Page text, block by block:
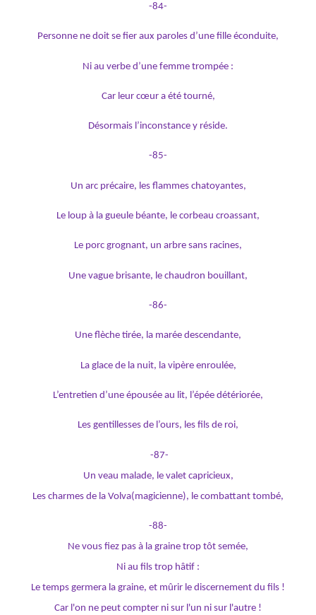
-84-
Personne ne doit se fier aux paroles d’une fille éconduite,
Ni au verbe d’une femme trompée :
Car leur cœur a été tourné,
Désormais l’inconstance y réside.
-85-
Un arc précaire, les flammes chatoyantes,
Le loup à la gueule béante, le corbeau croassant,
Le porc grognant, un arbre sans racines,
Une vague brisante, le chaudron bouillant,
-86-
Une flèche tirée, la marée descendante,
La glace de la nuit, la vipère enroulée,
L’entretien d’une épousée au lit, l’épée détériorée,
Les gentillesses de l’ours, les fils de roi,
-87-
Un veau malade, le valet capricieux,
Les charmes de la Volva(magicienne), le combattant tombé,
-88-
Ne vous fiez pas à la graine trop tôt semée,
Ni au fils trop hâtif :
Le temps germera la graine, et mûrir le discernement du fils !
Car l'on ne peut compter ni sur l'un ni sur l'autre !